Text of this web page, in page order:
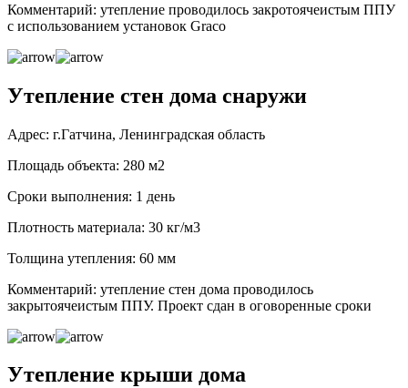
Комментарий: утепление проводилось закротоячеистым ППУ
с использованием установок Graco
Утепление стен дома снаружи
Адрес: г.Гатчина, Ленинградская область
Площадь объекта: 280 м2
Сроки выполнения: 1 день
Плотность материала: 30 кг/м3
Толщина утепления: 60 мм
Комментарий: утепление стен дома проводилось
закрытоячеистым ППУ. Проект сдан в оговоренные сроки
Утепление крыши дома